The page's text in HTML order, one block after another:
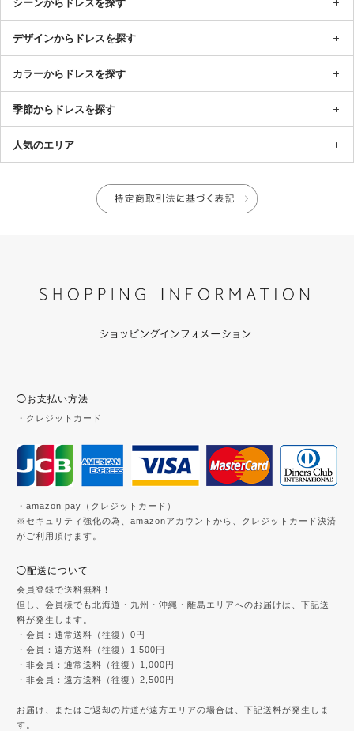
シーンからドレスを探す
デザインからドレスを探す
カラーからドレスを探す
季節からドレスを探す
人気のエリア
◯お支払い方法
・クレジットカード
・amazon pay（クレジットカード）
※セキュリティ強化の為、amazonアカウントから、クレジットカード決済
がご利用頂けます。
◯配送について
会員登録で送料無料！
但し、会員様でも北海道・九州・沖縄・離島エリアへのお届けは、下記送
料が発生します。
・会員：通常送料（往復）0円
・会員：遠方送料（往復）1,500円
・非会員：通常送料（往復）1,000円
・非会員：遠方送料（往復）2,500円
お届け、またはご返却の片道が遠方エリアの場合は、下記送料が発生しま
す。